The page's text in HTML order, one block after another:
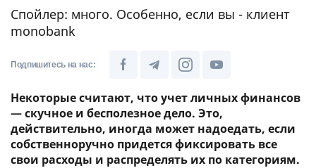
Спойлер: много. Особенно, если вы - клиент
monobank
Подпишитесь на нас:
Некоторые считают, что учет личных финансов
— скучное и бесполезное дело. Это,
действительно, иногда может надоедать, если
собственноручно придется фиксировать все
свои расходы и распределять их по категориям.